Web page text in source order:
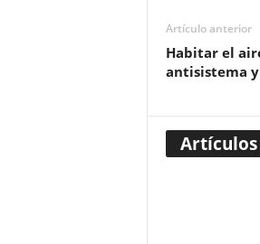
Artículo anterior
Habitar el
antisistema